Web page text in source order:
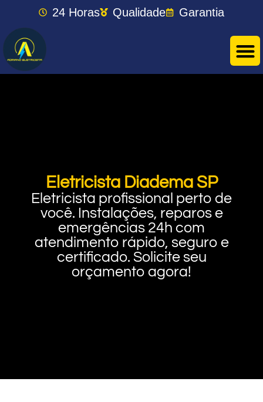
24 Horas Qualidade Garantia
Eletricista Diadema SP
Eletricista profissional perto de
você. Instalações, reparos e
emergências 24h com
atendimento rápido, seguro e
certificado. Solicite seu
orçamento agora!